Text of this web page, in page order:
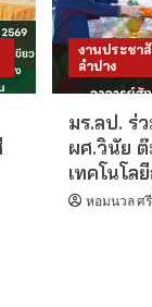
งานประชา
ลำปาง
มร.ลป. ร่
ผศ.วินัย
เทคโนโล
หอมนวล ศ